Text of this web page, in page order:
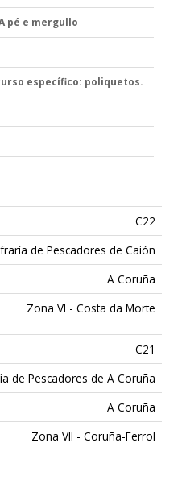
pé e mergullo
específico: poliquetos.
C22
de Pescadores de Caión
A Coruña
Zona VI - Costa da Morte
C21
de Pescadores de A Coruña
A Coruña
Zona VII - Coruña-Ferrol